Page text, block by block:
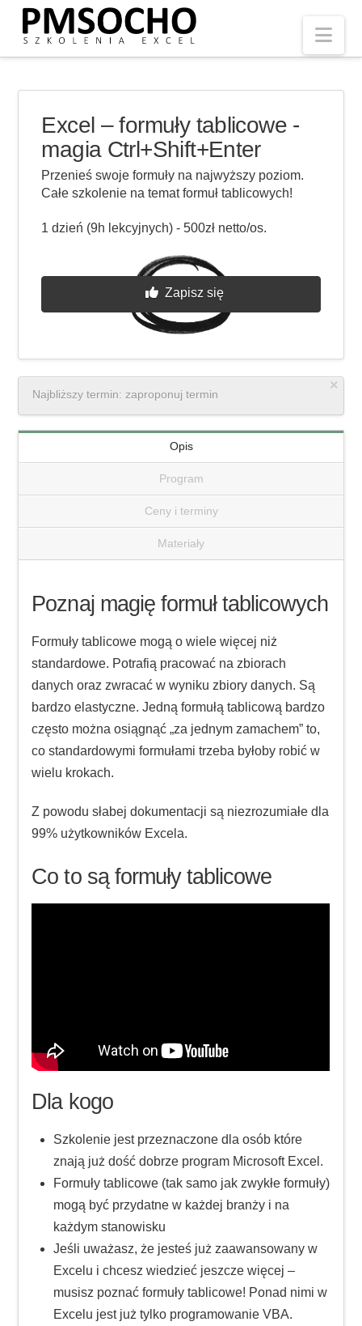
Excel – formuły tablicowe -
magia Ctrl+Shift+Enter
Przenieś swoje formuły na najwyższy poziom.
Całe szkolenie na temat formuł tablicowych!
1 dzień (9h lekcyjnych) - 500zł netto/os.
Zapisz się
×
Najbliższy termin: zaproponuj termin
Opis
Program
Ceny i terminy
Materiały
Poznaj magię formuł tablicowych
Formuły tablicowe mogą o wiele więcej niż
standardowe. Potrafią pracować na zbiorach
danych oraz zwracać w wyniku zbiory danych. Są
bardzo elastyczne. Jedną formułą tablicową bardzo
często można osiągnąć „za jednym zamachem” to,
co standardowymi formułami trzeba byłoby robić w
wielu krokach.
Z powodu słabej dokumentacji są niezrozumiałe dla
99% użytkowników Excela.
Co to są formuły tablicowe
Dla kogo
Szkolenie jest przeznaczone dla osób które
znają już dość dobrze program Microsoft Excel.
Formuły tablicowe (tak samo jak zwykłe formuły)
mogą być przydatne w każdej branży i na
każdym stanowisku
Jeśli uważasz, że jesteś już zaawansowany w
Excelu i chcesz wiedzieć jeszcze więcej –
musisz poznać formuły tablicowe! Ponad nimi w
Excelu jest już tylko programowanie VBA.